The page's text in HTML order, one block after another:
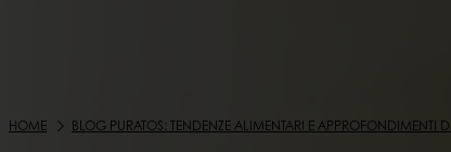
HOME BLOG PURATOS: TENDENZE ALIMENTARI E APPROFONDIMENTI